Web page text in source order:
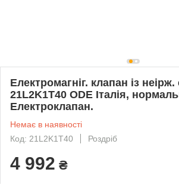
Електромагніг. клапан із неірж.
21L2K1T40 ODE Італія,
Електроклапан.
Немає в наявності
Код: 21L2K1T40
Роздріб
4 992 ₴